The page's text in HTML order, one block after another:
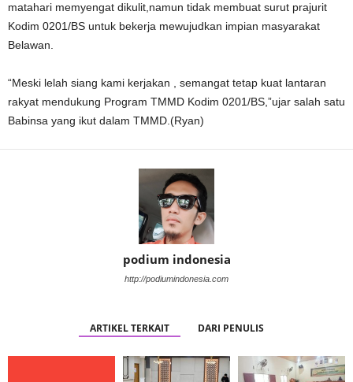
matahari memyengat dikulit,namun tidak membuat surut prajurit
Kodim 0201/BS untuk bekerja mewujudkan impian masyarakat
Belawan.
“Meski lelah siang kami kerjakan , semangat tetap kuat lantaran
rakyat mendukung Program TMMD Kodim 0201/BS,”ujar salah satu
Babinsa yang ikut dalam TMMD.(Ryan)
podium indonesia
http://podiumindonesia.com
ARTIKEL TERKAIT DARI PENULIS